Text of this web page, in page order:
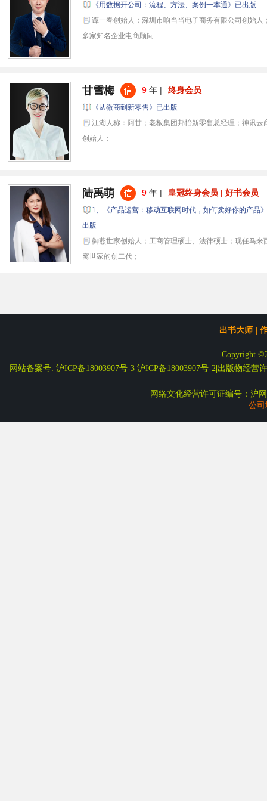
《用数据开公司：流程、方法、案例一本通》已出版
谭一春创始人；深圳市响当当电子商务有限公司创始人
多家知名企业电商顾问
甘雪梅 9年 | 终身会员
《从微商到新零售》已出版
江湖人称：阿甘；老板集团邦怡新零售总经理；神讯
创始人；
陆禹萌 9年 | 皇冠终身会员 | 好书会员
1、《产品运营：移动互联网时代，如何卖好你的产
出版
御燕世家创始人；工商管理硕士、法律硕士；现任马来
窝世家的创二代；
出书大师 |
Copyright
网站备案号: 沪ICP备18003907号-3 沪ICP备18003907号-2| 出版物经营
网络文化经营许可证编号：沪
公司